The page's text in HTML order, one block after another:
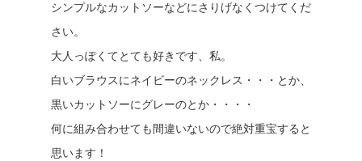
シンプルなカットソーなどにさりげなくつけてくだ
さい。
大人っぽくてとても好きです、私。
白いブラウスにネイビーのネックレス・・・とか、
黒いカットソーにグレーのとか・・・・
何に組み合わせても間違いないので絶対重宝すると
思います！